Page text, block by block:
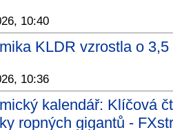
10:40
KLDR vzrostla o
10:36
kalendář: Klíčová
ropných gigantů -